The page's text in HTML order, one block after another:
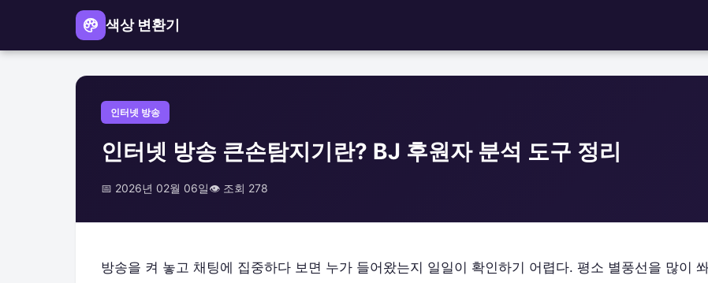
색상 변환기
인터넷 방송
인터넷 방송 큰손탐지기란? BJ 후원자 분석 도구 정리
📅 2026년 02월 06일👁️ 조회 278
방송을 켜 놓고 채팅에 집중하다 보면 누가 들어왔는지 일일이 확인하기 어렵다. 평소 별풍선을 많이